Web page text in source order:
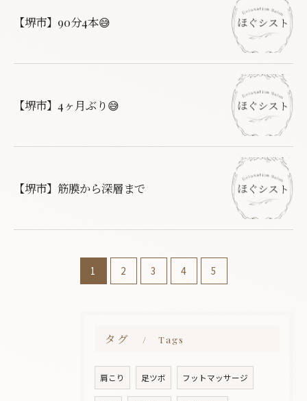
【堺市】90分4本😅
【堺市】4ヶ月ぶり😅
【堺市】筋膜から深層まで
1 2 3 4 5
タグ Tags
肩こり 足ツボ フットマッサージ
お問い合わせはこちら